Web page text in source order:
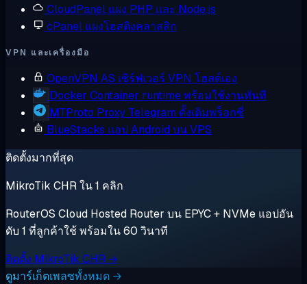
CloudPanel แผง PHP และ Node.js
cPanel แผงโฮสติงคลาสสิก
VPN และเครื่องมือ
OpenVPN AS เซิร์ฟเวอร์ VPN โฮสต์เอง
Docker Container runtime พร้อมใช้งานทันที
MTProto Proxy Telegram ดั้งเดิมพร็อกซี่
BlueStacks แอป Android บน VPS
ติดตั้งมากที่สุด
MikroTik CHR ใน 1 คลิก
RouterOS Cloud Hosted Router บน EPYC + NVMe แอปอัน
ดับ 1 ที่ลูกค้าใช้ พร้อมใน 60 วินาที
ติดตั้ง MikroTik CHR →
ดูมาร์เก็ตเพลซทั้งหมด →